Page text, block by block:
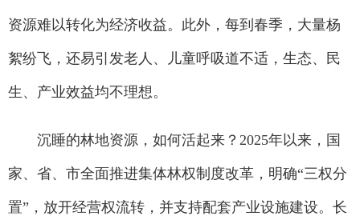
资源难以转化为经济收益。此外，每到春季，大量杨
絮纷飞，还易引发老人、儿童呼吸道不适，生态、民
生、产业效益均不理想。
沉睡的林地资源，如何活起来？2025年以来，国
家、省、市全面推进集体林权制度改革，明确“三权分
置”，放开经营权流转，并支持配套产业设施建设。长